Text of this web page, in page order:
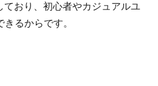
おり、初心者やカジュアルユ
るからです。